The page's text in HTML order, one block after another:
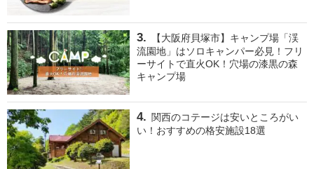
【大阪府貝塚市】キャンプ場「渓
流園地」はソロキャンパー必見！フリ
ーサイトで直火OK！穴場の漆黒の森
キャンプ場
関西のコテージは安いところがい
い！おすすめの格安施設18選